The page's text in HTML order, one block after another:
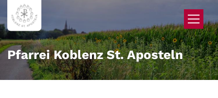
Zum Inhalt springen
Pfarrei Koblenz St. Aposteln